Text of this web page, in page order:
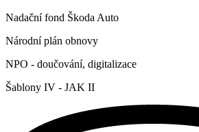
Nadační fond Škoda Auto
Národní plán obnovy
NPO - doučování, digitalizace
Šablony IV - JAK II